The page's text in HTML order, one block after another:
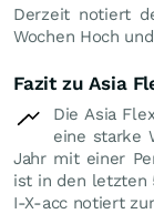
Derzeit notiert
Wochen Hoch und
Fazit zu Asia
Die Asia
eine starke
Jahr mit einer
ist in den letzten
I-X-acc notiert